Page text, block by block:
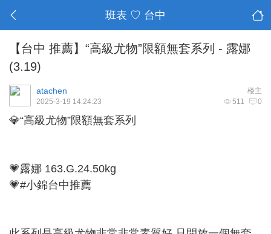
班表 ♡ 台中
【台中 推薦】“高級尤物”限額無套系列 - 露娜
(3.19)
楼主
atachen
511 0
2025-3-19 14:24:23
💎“高級尤物”限額無套系列
💗露娜 163.G.24.50kg
💗#小錦台中推薦